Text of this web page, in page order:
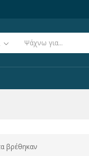
βρέθηκαν